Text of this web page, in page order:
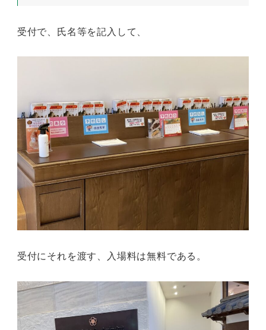
受付で、氏名等を記入して、
受付にそれを渡す、入場料は無料である。